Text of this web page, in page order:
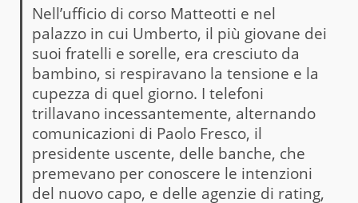
Nell’ufficio di corso Matteotti e nel
palazzo in cui Umberto, il più giovane dei
suoi fratelli e sorelle, era cresciuto da
bambino, si respiravano la tensione e la
cupezza di quel giorno. I telefoni
trillavano incessantemente, alternando
comunicazioni di Paolo Fresco, il
presidente uscente, delle banche, che
premevano per conoscere le intenzioni
del nuovo capo, e delle agenzie di rating,